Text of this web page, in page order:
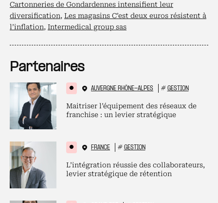
Cartonneries de Gondardennes intensifient leur
diversification, Les magasins C’est deux euros résistent à
l’inflation, Intermedical group sas
Partenaires
AUVERGNE RHÔNE-ALPES # GESTION
Maitriser l’équipement des réseaux de
franchise : un levier stratégique
FRANCE # GESTION
L’intégration réussie des collaborateurs,
levier stratégique de rétention